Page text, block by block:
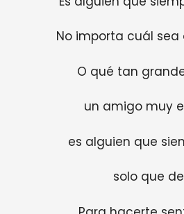
No importa cuál sea
O qué tan
un amigo muy
es alguien que
solo que